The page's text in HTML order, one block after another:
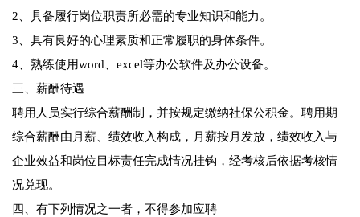
2、具备履行岗位职责所必需的专业知识和能力。
3、具有良好的心理素质和正常履职的身体条件。
4、熟练使用word、excel等办公软件及办公设备。
三、薪酬待遇
聘用人员实行综合薪酬制，并按规定缴纳社保公积金。聘用期
综合薪酬由月薪、绩效收入构成，月薪按月发放，绩效收入与
企业效益和岗位目标责任完成情况挂钩，经考核后依据考核情
况兑现。
四、有下列情况之一者，不得参加应聘